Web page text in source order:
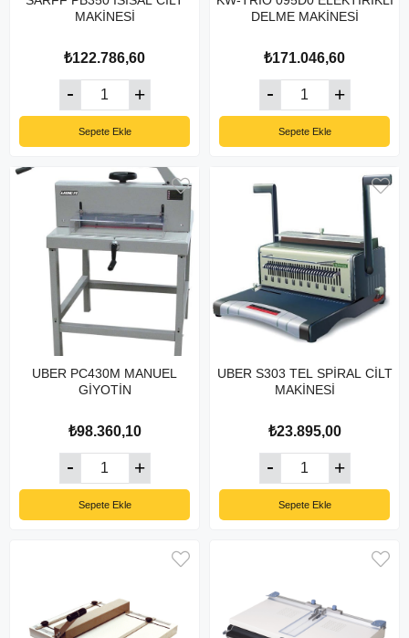
MAKİNESİ
₺122.786,60
Sepete Ekle
DELME MAKİNESİ
₺171.046,60
Sepete Ekle
UBER PC430M MANUEL
GİYOTİN
₺98.360,10
Sepete Ekle
UBER S303 TEL SPİRAL CİLT
MAKİNESİ
₺23.895,00
Sepete Ekle